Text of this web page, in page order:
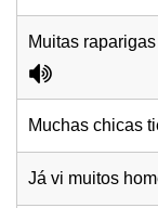
Muitas
Muchas chicas
Já vi muitos